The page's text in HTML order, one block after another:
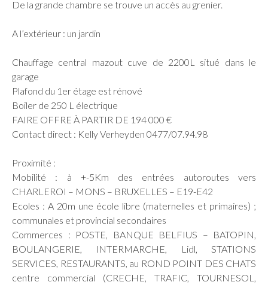
De la grande chambre se trouve un accès au grenier.
A l’extérieur : un jardin
Chauffage central mazout cuve de 2200L situé dans le
garage
Plafond du 1er étage est rénové
Boiler de 250 L électrique
FAIRE OFFRE À PARTIR DE 194 000 €
Contact direct : Kelly Verheyden 0477/07.94.98
Proximité :
Mobilité : à +-5Km des entrées autoroutes vers
CHARLEROI – MONS – BRUXELLES – E19-E42
Ecoles : A 20m une école libre (maternelles et primaires) ;
communales et provincial secondaires
Commerces : POSTE, BANQUE BELFIUS – BATOPIN,
BOULANGERIE, INTERMARCHE, Lidl, STATIONS
SERVICES, RESTAURANTS, au ROND POINT DES CHATS
centre commercial (CRECHE, TRAFIC, TOURNESOL,